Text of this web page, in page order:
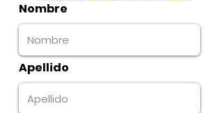
Nombre
Apellido